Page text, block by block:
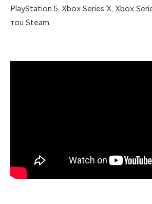
PlayStation 5, Xbox Series X, Xbox
του Steam.